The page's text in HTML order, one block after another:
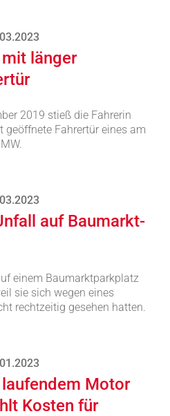
länger
2019 stieß die Fahrerin
geöffnete Fahrertür eines am
auf Baumarkt-
einem Baumarktparkplatz
sie sich wegen eines
rechtzeitig gesehen hatten.
Motor
Kosten für